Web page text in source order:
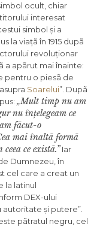
ocult, chiar
interesat
simbol și a
la viațã în 1915 dupã
revoluționar
a apãrut mai înainte:
pentru o piesã de
Soarelui”. Dupã
„Mult timp nu am
nu înțelegeam ce
fãcut-o
mai înaltã formã
ce existã.”Iar
Dumnezeu, în
cel care a creat un
la latinul
DEX-ului
și putere”.
pãtratul negru, cel